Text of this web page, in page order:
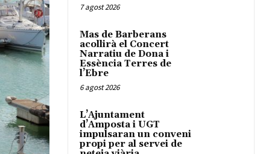
7 agost 2026
Mas de Barberans
acollirà el Concert
Narratiu de Dona i
Essència Terres de
l’Ebre
6 agost 2026
L’Ajuntament
d’Amposta i UGT
impulsaran un conveni
propi per al servei de